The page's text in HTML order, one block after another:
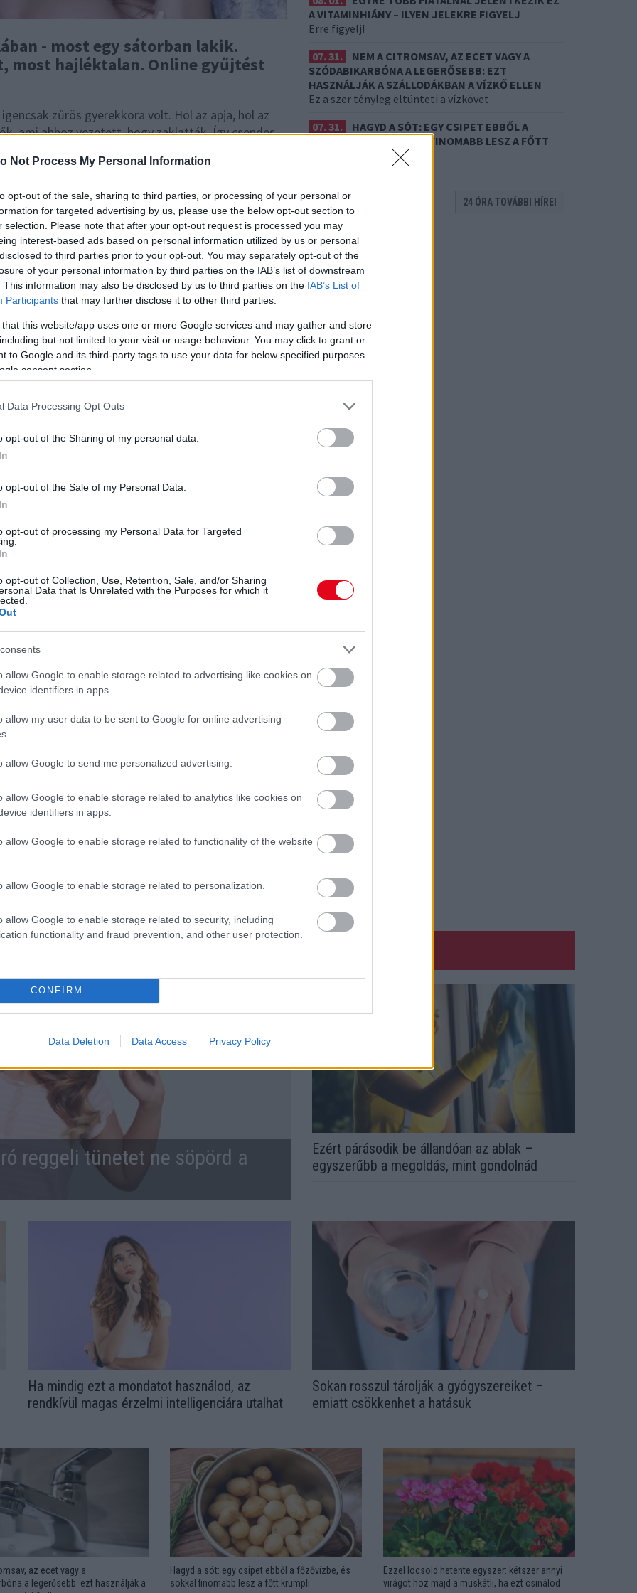
Not Process My Personal Information
opt-out of the sale, sharing to third parties, or processing of your personal or
for targeted advertising by us, please use the below opt-out section to
selection. Please note that after your opt-out request is processed you may
interest-based ads based on personal information utilized by us or personal
to third parties prior to your opt-out. You may separately opt-out of the
of your personal information by third parties on the IAB’s list of downstream
This information may also be disclosed by us to third parties on the IAB’s List of
Participants that may further disclose it to other third parties.
that this website/app uses one or more Google services and may gather and store
but not limited to your visit or usage behaviour. You may click to grant or
to Google and its third-party tags to use your data for below specified purposes
consent section.
Data Processing Opt Outs
opt-out of the Sharing of my personal data.
opt-out of the Sale of my Personal Data.
opt-out of processing my Personal Data for Targeted
opt-out of Collection, Use, Retention, Sale, and/or Sharing
Data that Is Unrelated with the Purposes for which it
allow Google to enable storage related to advertising like cookies on
identifiers in apps.
allow my user data to be sent to Google for online advertising
allow Google to send me personalized advertising.
allow Google to enable storage related to analytics like cookies on
identifiers in apps.
allow Google to enable storage related to functionality of the website
allow Google to enable storage related to personalization.
allow Google to enable storage related to security, including
functionality and fraud prevention, and other user protection.
CONFIRM
Data Deletion Data Access Privacy Policy
- most egy sátorban lakik.
most hajléktalan. Online gyűjtést
zűrös gyerekkora volt. Hol az apja, hol az
ami ahhoz vezetett, hogy zaklatták. Így csendes,
is sokszor váltotta. 1
tehetségkutatókat, hogy
szigeteken képviselte Nagy-Britanniát a Miss Earth
Magazinok címlaplánya lett,
találkozott a Playboy kiadójával, Hugh
maradt a csillogásból: az egykori modell már nem
De nem adná fel ilyen könnyen, ezért
hajt, amin biztonságban élhet.
vett” - írja az oldalon, a
a képek!
fényképek - íme az
ma
HUGH HEFNER PLAYBOY
A VITAMINHIÁNY – ILYEN JELEKRE FIGYELJ
Erre figyelj!
07. 31.
NEM A CITROMSAV, AZ ECET VAGY A
SZÓDABIKARBÓNA A LEGERŐSEBB: EZT
HASZNÁLJÁK A SZÁLLODÁKBAN A VÍZKŐ ELLEN
Ez a szer tényleg eltünteti a vízkövet
07. 31.
HAGYD A SÓT: EGY CSIPET EBBŐL A
FŐZŐVÍZBE, ÉS SOKKAL FINOMABB LESZ A FŐTT
Titkos hozzávaló
24 ÓRA TOVÁBBI HÍREI
reggeli tünetet ne söpörd a
Ezért párásodik be állandóan az ablak –
egyszerűbb a megoldás, mint gondolnád
Ha mindig ezt a mondatot használod, az
rendkívül magas érzelmi intelligenciára utalhat
Sokan rosszul tárolják a gyógyszereiket –
emiatt csökkenhet a hatásuk
az ecet vagy a
a legerősebb: ezt használják a
Hagyd a sót: egy csipet ebből a főzővízbe, és
sokkal finomabb lesz a főtt krumpli
Ezzel locsold hetente egyszer: kétszer annyi
virágot hoz majd a muskátli, ha ezt csinálod